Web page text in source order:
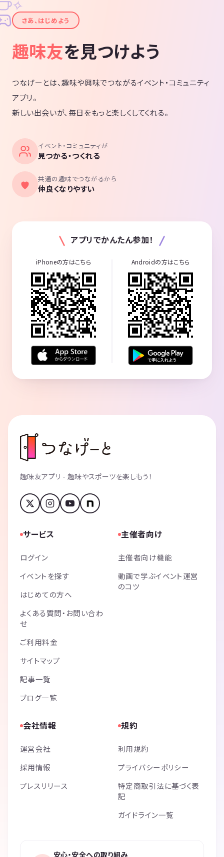
✦
✧
さあ、はじめよう
趣味友を見つけよう
つなげーとは、趣味や興味でつながるイベント・コミュニティ
アプリ。
新しい出会いが、毎日をもっと楽しくしてくれる。
イベント・コミュニティが
見つかる・つくれる
共通の趣味でつながるから
仲良くなりやすい
アプリでかんたん参加！
iPhoneの方はこちら Androidの方はこちら
趣味友アプリ - 趣味やスポーツを楽しもう！
サービス
ログイン
イベントを探す
はじめての方へ
よくある質問・お問い合わ
せ
ご利用料金
サイトマップ
記事一覧
ブログ一覧
主催者向け
主催者向け機能
動画で学ぶイベント運営
のコツ
会社情報
運営会社
採用情報
プレスリリース
規約
利用規約
プライバシーポリシー
特定商取引法に基づく表
記
ガイドライン一覧
安心・安全への取り組み